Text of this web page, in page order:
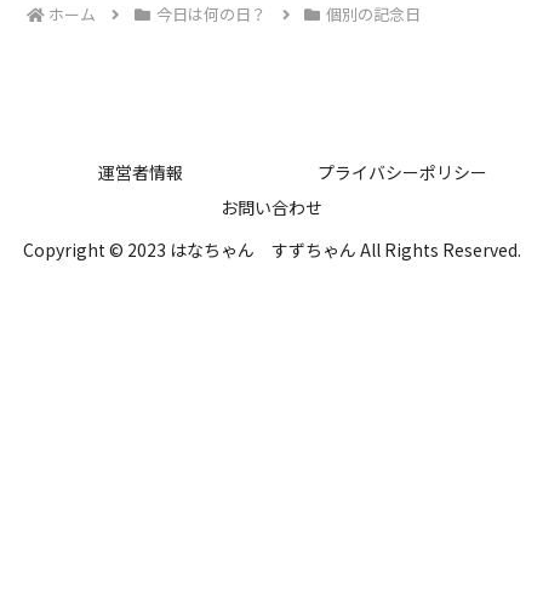
ホーム 今日は何の日？ 個別の記念日
運営者情報
プライバシーポリシー
お問い合わせ
Copyright © 2023 はなちゃん すずちゃん All Rights Reserved.